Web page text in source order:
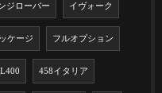
ジローバー イヴォーク
ケージ フルオプション
458イタリア